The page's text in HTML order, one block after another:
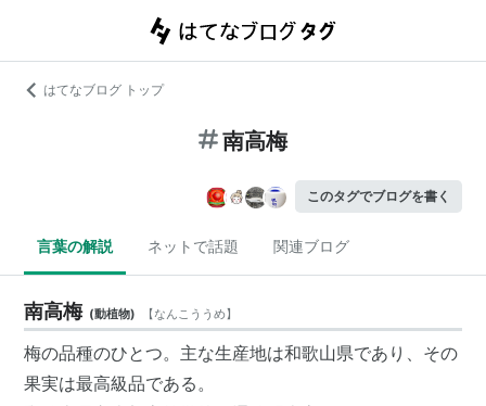
はてなブログ トップ
南高梅
このタグでブログを書く
言葉の解説 ネットで話題 関連ブログ
南高梅 (動植物) 【なんこううめ】
梅の品種のひとつ。主な生産地は和歌山県であり、その
果実は最高級品である。